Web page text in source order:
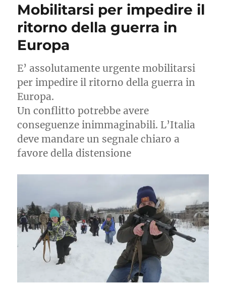
le
Mobilitarsi per impedire il
ritorno della guerra in
Europa
E’ assolutamente urgente mobilitarsi
per impedire il ritorno della guerra in
Europa.
Un conflitto potrebbe avere
conseguenze inimmaginabili. L’Italia
deve mandare un segnale chiaro a
favore della distensione